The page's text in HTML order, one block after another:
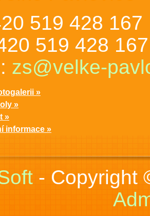
519 428 167
519 428 167
zs@velke-
»
»
»
informace »
- Copyright